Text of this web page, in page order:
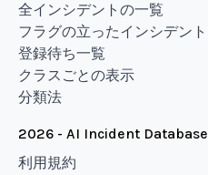
全インシデントの一覧
フラグの立ったインシデント
登録待ち一覧
クラスごとの表示
分類法
2026 - AI Incident Database
利用規約